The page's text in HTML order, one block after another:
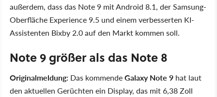
außerdem, dass das Note 9 mit Android 8.1, der Samsung-
Oberfläche Experience 9.5 und einem verbesserten KI-
Assistenten Bixby 2.0 auf den Markt kommen soll.
Note 9 größer als das Note 8
Originalmeldung: Das kommendeGalaxy Note 9 hat laut
den aktuellen Gerüchten ein Display, das mit 6,38 Zoll